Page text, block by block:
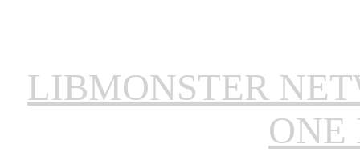
LIBMONSTER
ONE